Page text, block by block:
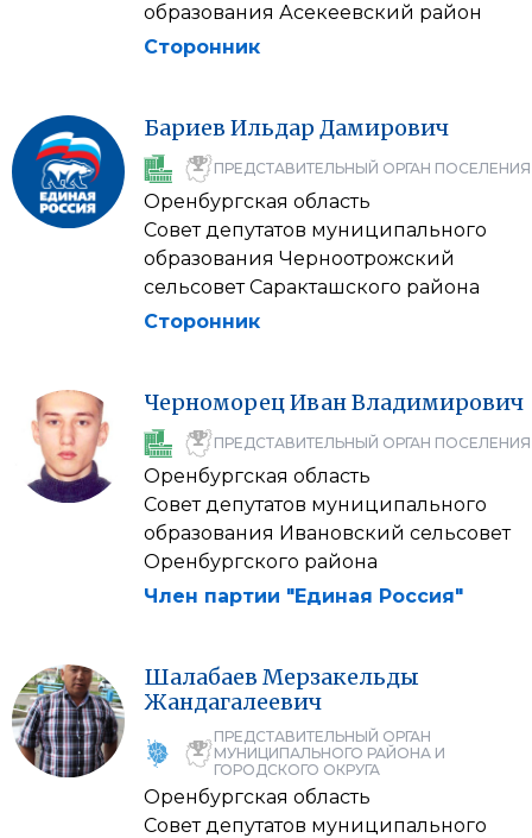
образования Асекеевский район
Сторонник
Бариев Ильдар Дамирович
ПРЕДСТАВИТЕЛЬНЫЙ ОРГАН ПОСЕЛЕНИЯ
Оренбургская область
Совет депутатов муниципального
образования Черноотрожский
сельсовет Саракташского района
Сторонник
ЧерноморецИванВладимирович
ПРЕДСТАВИТЕЛЬНЫЙ ОРГАН ПОСЕЛЕНИЯ
Оренбургская область
Совет депутатов муниципального
образования Ивановский сельсовет
Оренбургского района
Член партии "Единая Россия"
Шалабаев Мерзакельды
Жандагалеевич
ПРЕДСТАВИТЕЛЬНЫЙ ОРГАН
МУНИЦИПАЛЬНОГО РАЙОНА И
ГОРОДСКОГО ОКРУГА
Оренбургская область
Совет депутатов муниципального